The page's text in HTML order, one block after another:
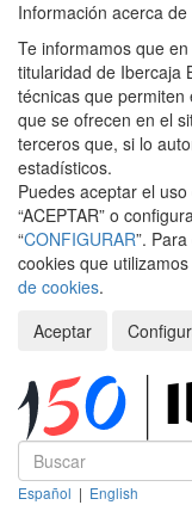
Información acerca
Te informamos que
titularidad de Ibercaja
técnicas que permiten
que se ofrecen en el
terceros que, si lo
estadísticos.
Puedes aceptar el
“ACEPTAR” o
“CONFIGURAR”.
cookies que
de cookies.
Aceptar
Español | English